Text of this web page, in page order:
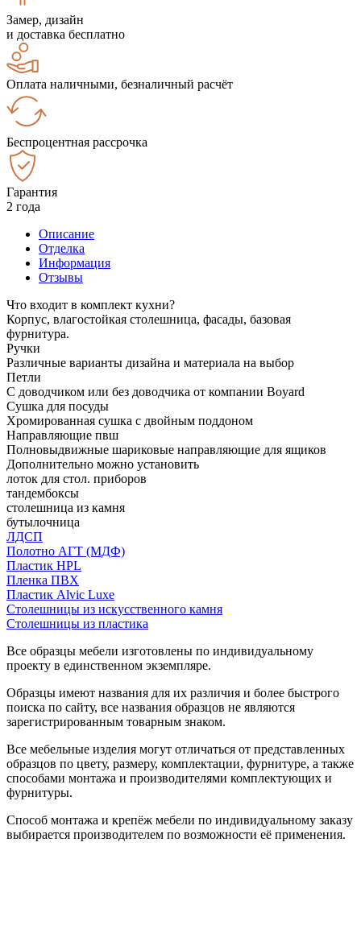
Замер, дизайн
и доставка бесплатно
Оплата наличными, безналичный расчёт
Беспроцентная рассрочка
Гарантия
2 года
Описание
Отделка
Информация
Отзывы
Что входит в комплект кухни?
Корпус, влагостойкая столешница, фасады, базовая
фурнитура.
Ручки
Различные варианты дизайна и материала на выбор
Петли
С доводчиком или без доводчика от компании Boyard
Сушка для посуды
Хромированная сушка с двойным поддоном
Направляющие пвш
Полновыдвижные шариковые направляющие для ящиков
Дополнительно можно установить
лоток для стол. приборов
тандембоксы
столешница из камня
бутылочница
ЛДСП
Полотно АГТ (МДФ)
Пластик HPL
Пленка ПВХ
Пластик Alvic Luxe
Столешницы из искусственного камня
Столешницы из пластика
Все образцы мебели изготовлены по индивидуальному
проекту в единственном экземпляре.
Образцы имеют названия для их различия и более быстрого
поиска по сайту, все названия образцов не являются
зарегистрированным товарным знаком.
Все мебельные изделия могут отличаться от представленных
образцов по цвету, размеру, комплектации, фурнитуре, а также
способами монтажа и производителями комплектующих и
фурнитуры.
Способ монтажа и крепёж мебели по индивидуальному заказу
выбирается производителем по возможности её применения.